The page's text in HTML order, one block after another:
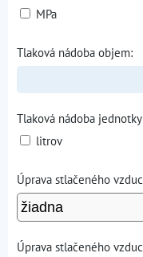
MPa
Tlaková nádoba objem:
Tlaková nádoba
litrov
Úprava